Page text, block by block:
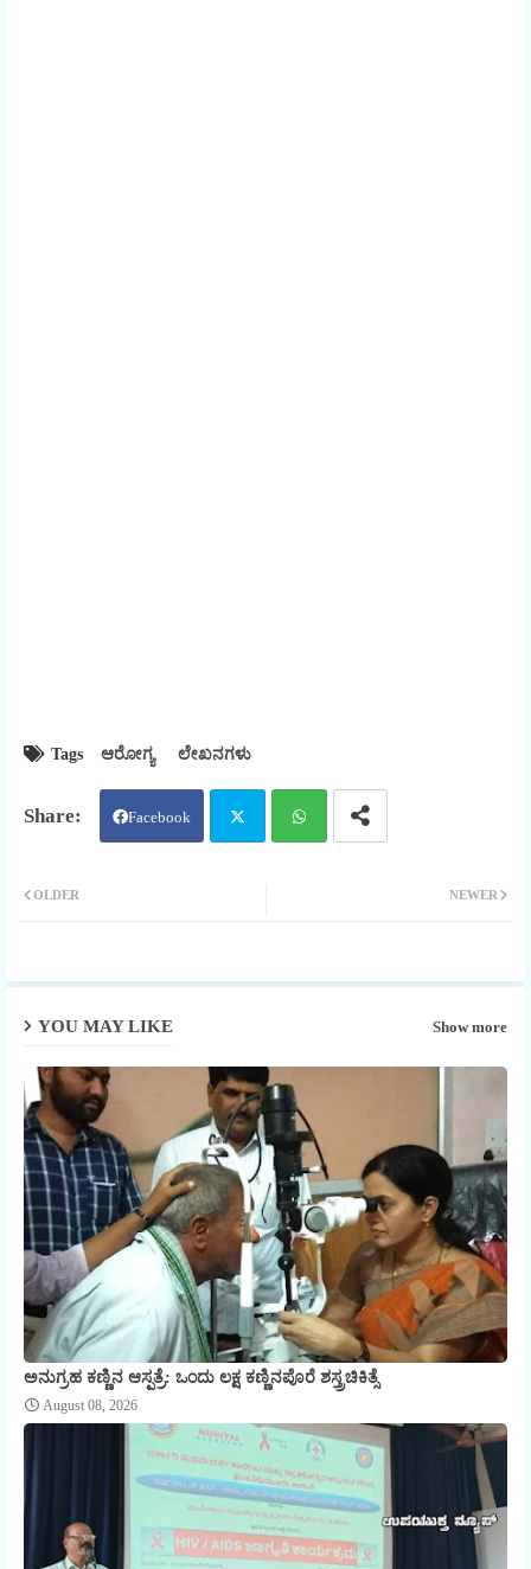
Tags ಆರೋಗ್ಯ ಲೇಖನಗಳು
Facebook
NEWER
OLDER
YOU MAY LIKE Show more
ಅನುಗ್ರಹ ಕಣ್ಣಿನ ಆಸ್ಪತ್ರೆ: ಒಂದು ಲಕ್ಷ ಕಣ್ಣಿನಪೊರೆ ಶಸ್ತ್ರಚಿಕಿತ್ಸೆ
August 08, 2026